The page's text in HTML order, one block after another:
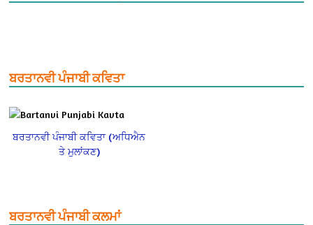
ਬਰਤਾਨਵੀ ਪੰਜਾਬੀ ਕਵਿਤਾ
ਬਰਤਾਨਵੀ ਪੰਜਾਬੀ ਕਵਿਤਾ (ਅਧਿਐਨ
ਤੇ ਮੁਲਾਂਕਣ)
ਬਰਤਾਨਵੀ ਪੰਜਾਬੀ ਕਲਮਾਂ